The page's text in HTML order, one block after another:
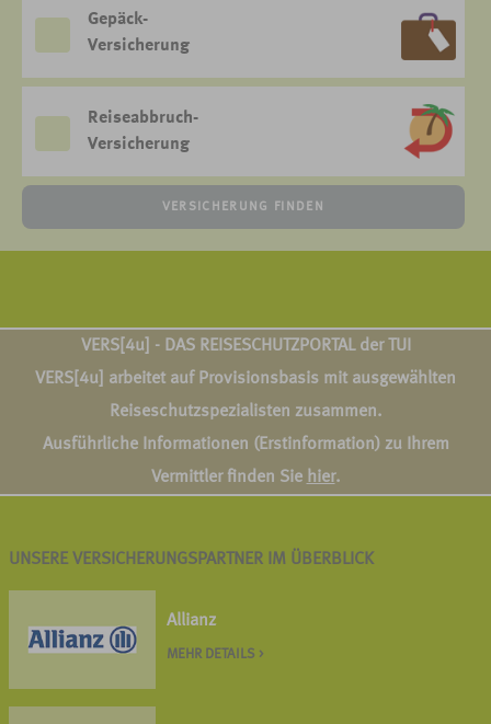
Gepäck-
Versicherung
Reiseabbruch-
Versicherung
VERSICHERUNG FINDEN
VERS[4u] - DAS REISESCHUTZPORTAL der TUI
VERS[4u] arbeitet auf Provisionsbasis mit ausgewählten
Reiseschutzspezialisten zusammen.
Ausführliche Informationen (Erstinformation) zu Ihrem
Vermittler finden Sie hier.
UNSERE VERSICHERUNGSPARTNER IM ÜBERBLICK
Allianz
MEHR DETAILS >